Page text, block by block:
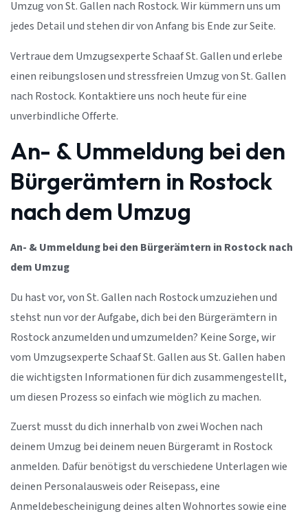
Umzug von St. Gallen nach Rostock. Wir kümmern uns um
jedes Detail und stehen dir von Anfang bis Ende zur Seite.
Vertraue dem Umzugsexperte Schaaf St. Gallen und erlebe
einen reibungslosen und stressfreien Umzug von St. Gallen
nach Rostock. Kontaktiere uns noch heute für eine
unverbindliche Offerte.
An- & Ummeldung bei den
Bürgerämtern in Rostock
nach dem Umzug
An- & Ummeldung bei den Bürgerämtern in Rostock nach
dem Umzug
Du hast vor, von St. Gallen nach Rostock umzuziehen und
stehst nun vor der Aufgabe, dich bei den Bürgerämtern in
Rostock anzumelden und umzumelden? Keine Sorge, wir
vom Umzugsexperte Schaaf St. Gallen aus St. Gallen haben
die wichtigsten Informationen für dich zusammengestellt,
um diesen Prozess so einfach wie möglich zu machen.
Zuerst musst du dich innerhalb von zwei Wochen nach
deinem Umzug bei deinem neuen Bürgeramt in Rostock
anmelden. Dafür benötigst du verschiedene Unterlagen wie
deinen Personalausweis oder Reisepass, eine
Anmeldebescheinigung deines alten Wohnortes sowie eine